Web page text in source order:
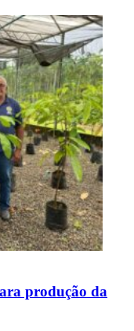
produção da